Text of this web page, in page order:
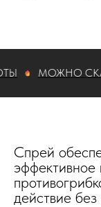
МОЖНО
Спрей
эффективное
действие